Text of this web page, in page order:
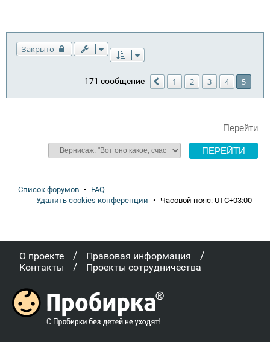
Закрыто
171 сообщение Пред.
1 2 3 4 5
Перейти
Список форумов • FAQ
Удалить cookies конференции • Часовой пояс: UTC+03:00
О проекте / Правовая информация /
Контакты / Проекты сотрудничества